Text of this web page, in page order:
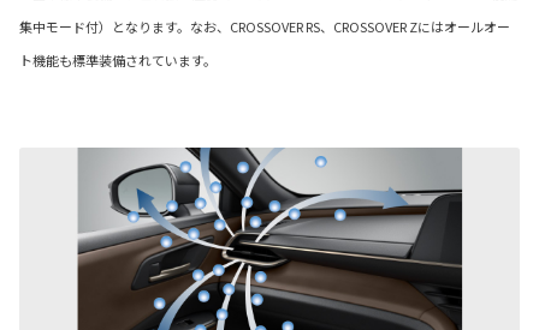
集中モード付）となります。なお、CROSSOVER RS、CROSSOVER Zにはオールオー
ト機能も標準装備されています。